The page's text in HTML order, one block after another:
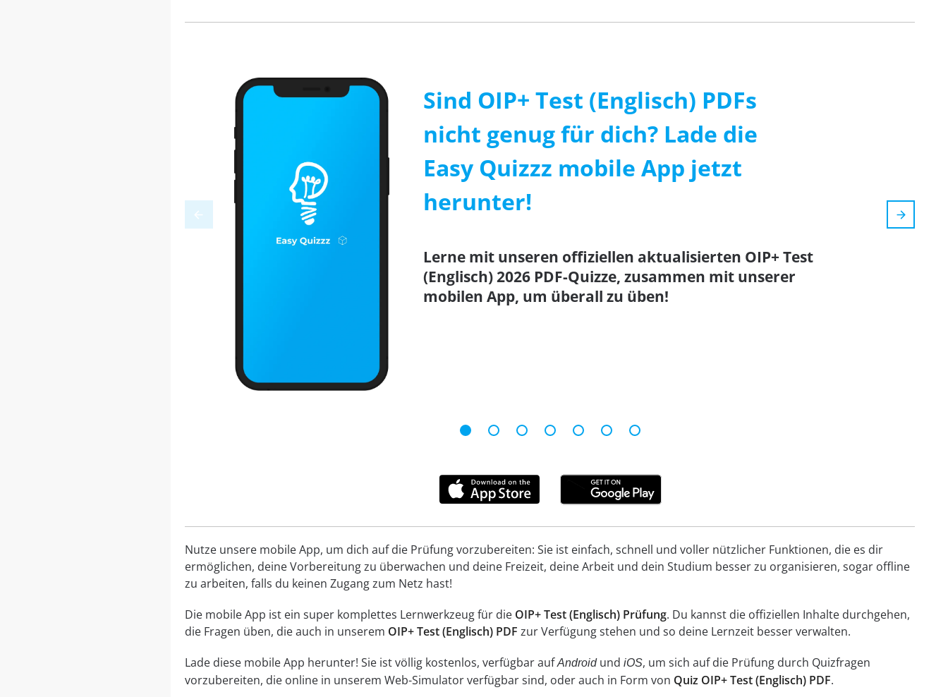
Sind OIP+ Test (Englisch) PDFs
nicht genug für dich? Lade die
Easy Quizzz mobile App jetzt
herunter!
Lerne mit unseren offiziellen aktualisierten OIP+ Test
(Englisch) 2026 PDF-Quizze, zusammen mit unserer
mobilen App, um überall zu üben!
Nutze unsere mobile App, um dich auf die Prüfung vorzubereiten: Sie ist einfach, schnell und voller nützlicher Funktionen, die es dir
ermöglichen, deine Vorbereitung zu überwachen und deine Freizeit, deine Arbeit und dein Studium besser zu organisieren, sogar offline
zu arbeiten, falls du keinen Zugang zum Netz hast!
Die mobile App ist ein super komplettes Lernwerkzeug für die OIP+ Test (Englisch) Prüfung. Du kannst die offiziellen Inhalte durchgehen,
die Fragen üben, die auch in unserem OIP+ Test (Englisch) PDF zur Verfügung stehen und so deine Lernzeit besser verwalten.
Lade diese mobile App herunter! Sie ist völlig kostenlos, verfügbar aufAndroidund iOS, um sich auf die Prüfung durch Quizfragen
vorzubereiten, die online in unserem Web-Simulator verfügbar sind, oder auch in Form von Quiz OIP+ Test (Englisch) PDF.